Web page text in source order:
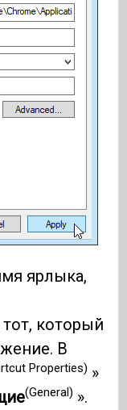
ярлыка,
который
В
Properties) »
(General) ».